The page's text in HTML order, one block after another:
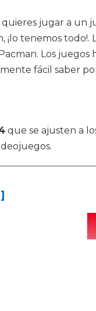
jugar a un
tenemos
Los juegos
fácil saber
que se ajusten a